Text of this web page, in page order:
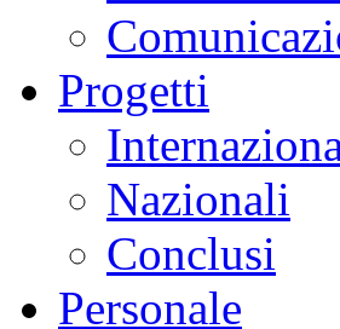
Progetti
Nazionali
Conclusi
Personale